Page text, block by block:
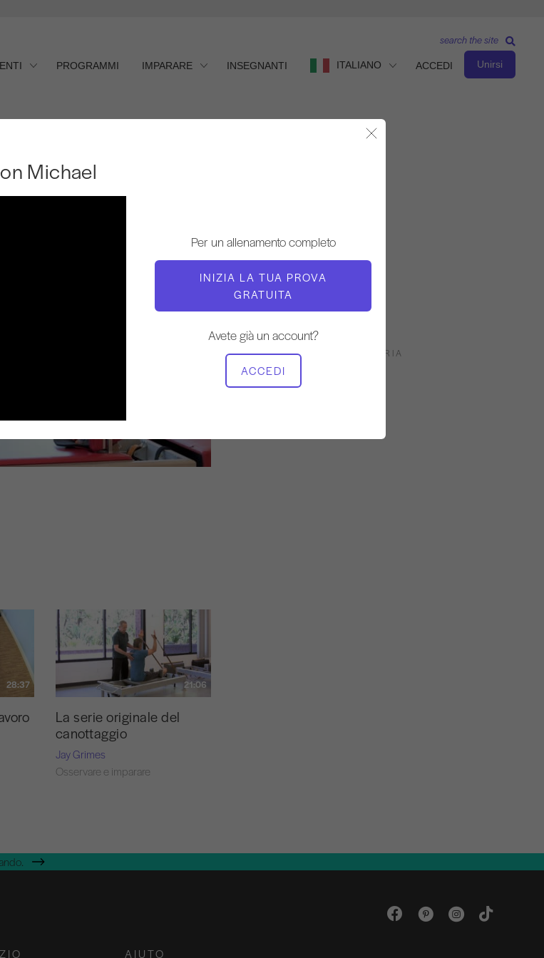
PROGRAMMI IMPARARE INSEGNANTI ITALIANO ACCEDI Unirsi
search the site
Michael
Michael
Per un allenamento completo
INIZIA LA TUA PROVA
GRATUITA
Avete già un account?
ACCEDI
Michael Johnson
TEMPO DI VIDEO
6:02
ATTREZZATURA NECESSARIA
Riformatore
28:37 21:06
La serie originale del
canottaggio
Jay Grimes
Osservare e imparare
AIUTO